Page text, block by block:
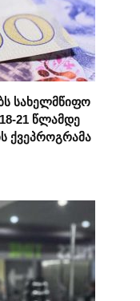
სახელმწიფო
21 წლამდე
ქვეპროგრამა